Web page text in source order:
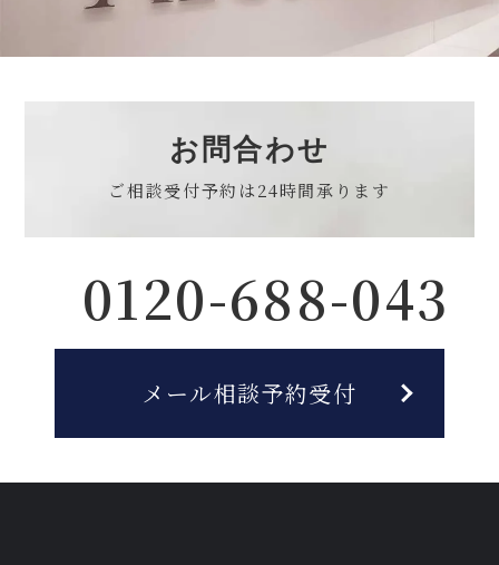
お問合わせ
ご相談受付予約は24時間承ります
0120-688-043
メール相談予約受付